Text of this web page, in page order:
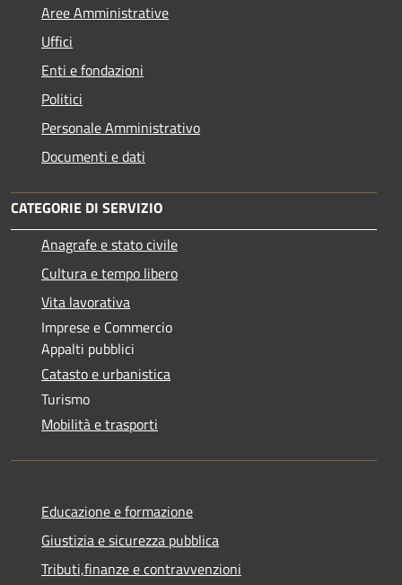
Aree Amministrative
Uffici
Enti e fondazioni
Politici
Personale Amministrativo
Documenti e dati
CATEGORIE DI SERVIZIO
Anagrafe e stato civile
Cultura e tempo libero
Vita lavorativa
Imprese e Commercio
Appalti pubblici
Catasto e urbanistica
Turismo
Mobilità e trasporti
Educazione e formazione
Giustizia e sicurezza pubblica
Tributi,finanze e contravvenzioni